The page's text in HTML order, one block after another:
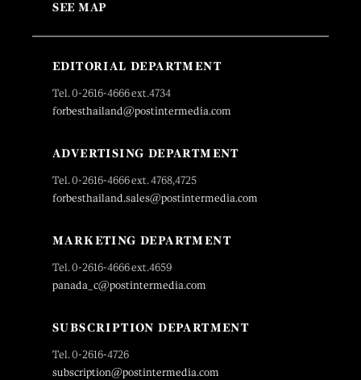
SEE MAP
EDITORIAL DEPARTMENT
Tel. 0-2616-4666 ext.4734
forbesthailand@postintermedia.com
ADVERTISING DEPARTMENT
Tel. 0-2616-4666 ext. 4768,4725
forbesthailand.sales@postintermedia.com
MARKETING DEPARTMENT
Tel. 0-2616-4666 ext.4659
panada_c@postintermedia.com
SUBSCRIPTION DEPARTMENT
Tel. 0-2616-4726
subscription@postintermedia.com